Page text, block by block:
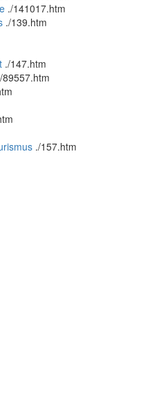
./141017.htm
./139.htm
./147.htm
/89557.htm
./157.htm